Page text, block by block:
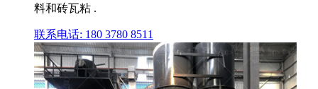
料和砖瓦粘 .
联系电话: 180 3780 8511